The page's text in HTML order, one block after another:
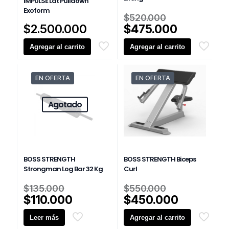
Exoform
$2.500.000
Agregar al carrito
$520.000
precio
original
era:
$475.000
precio
actual
Agregar al carrito
EN OFERTA
Agotado
BOSS STRENGTH
Strongman Log Bar 32 Kg
$135.000
precio
original
era:
$110.000
precio
actual
Leer más
EN OFERTA
BOSS STRENGTH Biceps
Curl
$550.000
precio
original
era:
$450.000
precio
actual
Agregar al carrito